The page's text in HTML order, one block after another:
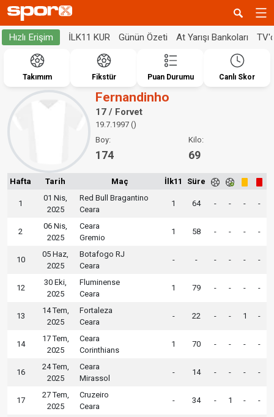
Hızlı Erişim İLK11 KUR Günün Özeti At Yarışı Bankoları
Takımım Fikstür Puan Durumu Canlı Skor
Fernandinho
17 / Forvet
19.7.1997 ()
Boy:
174
Kilo:
69
Hafta Tarih Maç İlk11 Süre
1
01 Nis,
2025
Red Bull Bragantino
Ceara
1 64 - - - -
2
06 Nis,
2025
Ceara
Gremio
1 58 - - - -
10
05 Haz,
2025
Botafogo RJ
Ceara
- - - - - -
12
30 Eki,
2025
Fluminense
Ceara
1 79 - - - -
13
14 Tem,
2025
Fortaleza
Ceara
- 22 - - 1 -
14
17 Tem,
2025
Ceara
Corinthians
1 70 - - - -
16
24 Tem,
2025
Ceara
Mirassol
- 14 - - - -
17
27 Tem,
2025
Cruzeiro
Ceara
- 34 - 1 - -